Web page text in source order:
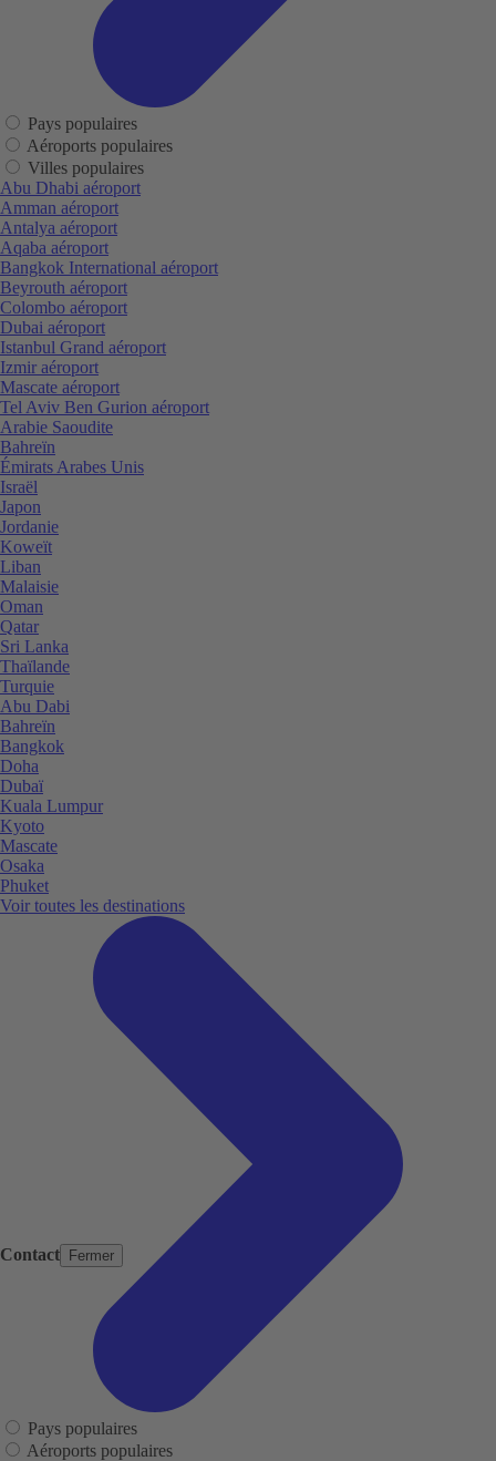
Contact Fermer
Pays populaires
Aéroports populaires
Villes populaires
Abu Dhabi aéroport
Amman aéroport
Antalya aéroport
Aqaba aéroport
Bangkok International aéroport
Beyrouth aéroport
Colombo aéroport
Dubai aéroport
Istanbul Grand aéroport
Izmir aéroport
Mascate aéroport
Tel Aviv Ben Gurion aéroport
Arabie Saoudite
Bahreïn
Émirats Arabes Unis
Israël
Japon
Jordanie
Koweït
Liban
Malaisie
Oman
Qatar
Sri Lanka
Thaïlande
Turquie
Abu Dabi
Bahreïn
Bangkok
Doha
Dubaï
Kuala Lumpur
Kyoto
Mascate
Osaka
Phuket
Voir toutes les destinations
Pays populaires
Aéroports populaires